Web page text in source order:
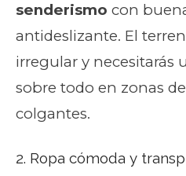
senderismo con
antideslizante. El
irregular y necesitarás
sobre todo en zonas
colgantes.
2. Ropa cómoda y